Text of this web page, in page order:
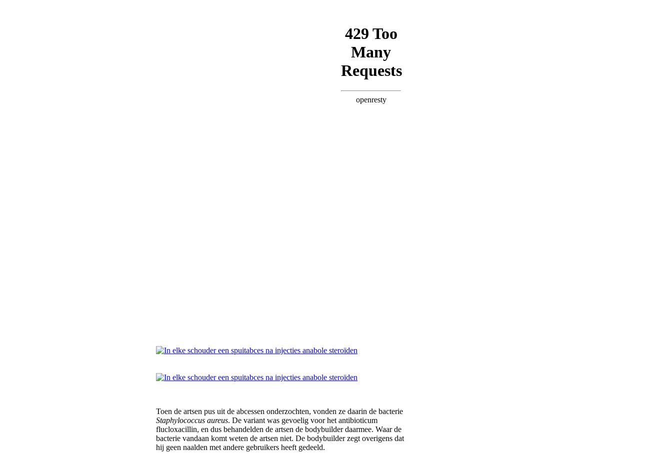
Toen de artsen pus uit de abcessen onderzochten, vonden ze daarin de bacterie
Staphylococcus aureus. De variant was gevoelig voor het antibioticum
flucloxacillin, en dus behandelden de artsen de bodybuilder daarmee. Waar de
bacterie vandaan komt weten de artsen niet. De bodybuilder zegt overigens dat
hij geen naalden met andere gebruikers heeft gedeeld.